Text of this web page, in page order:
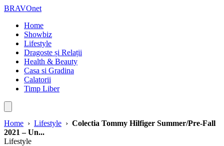
BRAVOnet
Home
Showbiz
Lifestyle
Dragoste și Relații
Health & Beauty
Casa si Gradina
Calatorii
Timp Liber
Home › Lifestyle › Colectia Tommy Hilfiger Summer/Pre-Fall
2021 – Un...
Lifestyle